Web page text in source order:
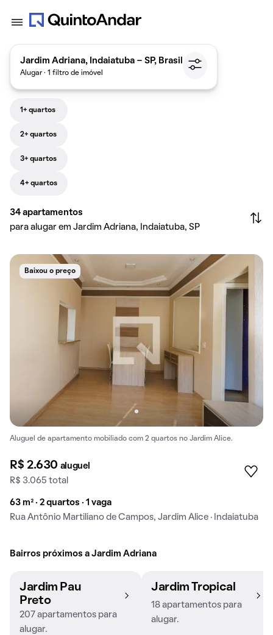
Jardim Adriana, Indaiatuba - SP, Brasil
Alugar · 1 filtro de imóvel
1+ quartos
2+ quartos
3+ quartos
4+ quartos
34 apartamentos
para alugar em Jardim Adriana, Indaiatuba, SP
Baixou o preço
Aluguel de apartamento mobiliado com 2 quartos no Jardim Alice.
R$ 2.630 aluguel
R$ 3.065 total
63 m² · 2 quartos · 1 vaga
Rua Antônio Martiliano de Campos, Jardim Alice · Indaiatuba
Bairros próximos a Jardim Adriana
Jardim Pau
Preto
207 apartamentos para
alugar.
Jardim Tropical
18 apartamentos para
alugar.